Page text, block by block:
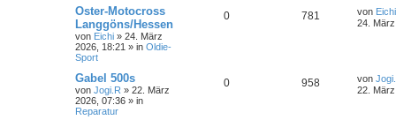
Oster-Motocross
Langgöns/Hessen
von Eichi » 24. März
2026, 18:21 » in Oldie-
Sport
0 781 von Eichi
24.
Gabel 500s
von Jogi.R » 22. März
2026, 07:36 » in
Reparatur
0 958 von
22.